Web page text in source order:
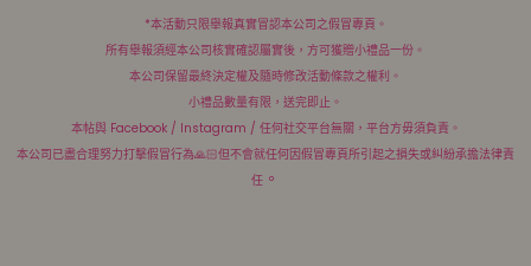
*本活動只限舉報真實冒認本公司之假冒專頁。
所有舉報須經本公司核實確認屬實後，方可獲贈小禮品一份。
本公司保留最終決定權及隨時修改活動條款之權利。
小禮品數量有限，送完即止。
本帖與 Facebook / Instagram / 任何社交平台無關，平台方毋須負責。
本公司已盡合理努力打擊假冒行為🙏🏻但不會就任何因假冒專頁所引起之損失或糾紛承擔法律責
任 。